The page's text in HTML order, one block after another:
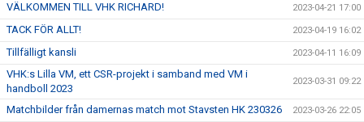
VÄLKOMMEN TILL VHK RICHARD! 2023-04-21 17:00
TACK FÖR ALLT! 2023-04-19 16:02
Tillfälligt kansli 2023-04-11 16:09
VHK:s Lilla VM, ett CSR-projekt i samband med VM i
handboll 2023
2023-03-31 09:22
Matchbilder från damernas match mot Stavsten HK 230326 2023-03-26 22:05